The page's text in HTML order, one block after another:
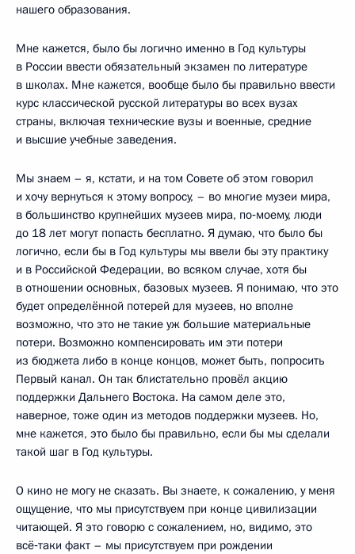
нашего образования.
Мне кажется, было бы логично именно в Год культуры
в России ввести обязательный экзамен по литературе
в школах. Мне кажется, вообще было бы правильно ввести
курс классической русской литературы во всех вузах
страны, включая технические вузы и военные, средние
и высшие учебные заведения.
Мы знаем – я, кстати, и на том Совете об этом говорил
и хочу вернуться к этому вопросу, – во многие музеи мира,
в большинство крупнейших музеев мира, по‑моему, люди
до 18 лет могут попасть бесплатно. Я думаю, что было бы
логично, если бы в Год культуры мы ввели бы эту практику
и в Российской Федерации, во всяком случае, хотя бы
в отношении основных, базовых музеев. Я понимаю, что это
будет определённой потерей для музеев, но вполне
возможно, что это не такие уж большие материальные
потери. Возможно компенсировать им эти потери
из бюджета либо в конце концов, может быть, попросить
Первый канал. Он так блистательно провёл акцию
поддержки Дальнего Востока. На самом деле это,
наверное, тоже один из методов поддержки музеев. Но,
мне кажется, это было бы правильно, если бы мы сделали
такой шаг в Год культуры.
О кино не могу не сказать. Вы знаете, к сожалению, у меня
ощущение, что мы присутствуем при конце цивилизации
читающей. Я это говорю с сожалением, но, видимо, это
всё‑таки факт – мы присутствуем при рождении